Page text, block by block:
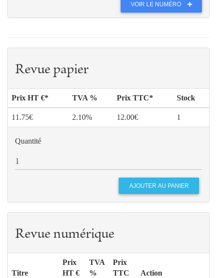
VOIR LE NUMÉRO
Revue papier
Prix HT €* TVA % Prix TTC* Stock
11.75€ 2.10% 12.00€ 1
Quantité
Revue numérique
Titre
Prix
HT €
TVA
%
Prix
TTC
Action